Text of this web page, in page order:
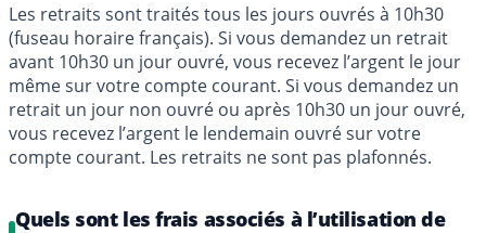
Les retraits sont traités tous les jours ouvrés à 10h30
(fuseau horaire français). Si vous demandez un retrait
avant 10h30 un jour ouvré, vous recevez l’argent le jour
même sur votre compte courant. Si vous demandez un
retrait un jour non ouvré ou après 10h30 un jour ouvré,
vous recevez l’argent le lendemain ouvré sur votre
compte courant. Les retraits ne sont pas plafonnés.
Quels sont les frais associés à l’utilisation de